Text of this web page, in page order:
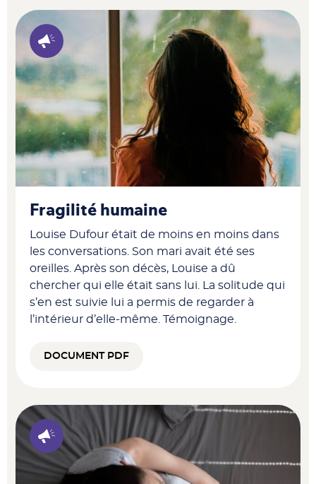
Fragilité humaine
Louise Dufour était de moins en moins dans
les conversations. Son mari avait été ses
oreilles. Après son décès, Louise a dû
chercher qui elle était sans lui. La solitude qui
s’en est suivie lui a permis de regarder à
l’intérieur d’elle-même. Témoignage.
DOCUMENT PDF